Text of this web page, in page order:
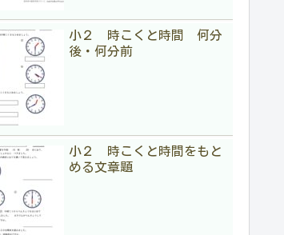
小２ 時こくと時間 何分
後・何分前
小２ 時こくと時間をもと
める文章題